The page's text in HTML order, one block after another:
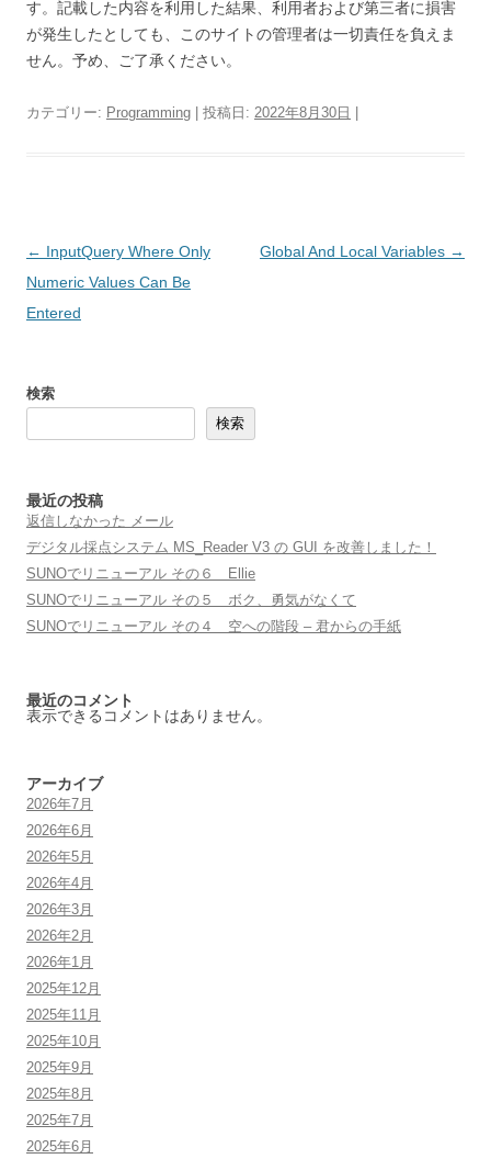
す。記載した内容を利用した結果、利用者および第三者に損害
が発生したとしても、このサイトの管理者は一切責任を負えま
せん。予め、ご了承ください。
カテゴリー: Programming | 投稿日: 2022年8月30日
投
稿
ナ
ー
シ
ン
← InputQuery Where Only
Numeric Values Can Be
Entered
Global And Local Variables →
検索
検索
最近の投稿
返信しなかった メール
デジタル採点システム MS_Reader V3 の GUI を改善しました！
SUNOでリニューアル その６ Ellie
SUNOでリニューアル その５ ボク、勇気がなくて
SUNOでリニューアル その４ 空への階段 – 君からの手紙
最近のコメント
表示できるコメントはありません。
アーカイブ
2026年7月
2026年6月
2026年5月
2026年4月
2026年3月
2026年2月
2026年1月
2025年12月
2025年11月
2025年10月
2025年9月
2025年8月
2025年7月
2025年6月